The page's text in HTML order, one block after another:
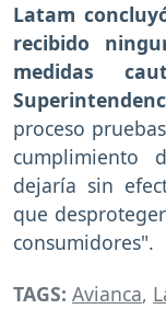
Latam
recibido
medidas
proceso
cumplimiento
dejaría sin
que
consumidores".
TAGS: Avianca,